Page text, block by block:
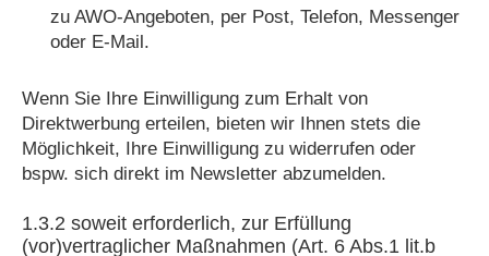
zu AWO-Angeboten, per Post, Telefon, Messenger
oder E-Mail.
Wenn Sie Ihre Einwilligung zum Erhalt von
Direktwerbung erteilen, bieten wir Ihnen stets die
Möglichkeit, Ihre Einwilligung zu widerrufen oder
bspw. sich direkt im Newsletter abzumelden.
1.3.2 soweit erforderlich, zur Erfüllung
(vor)vertraglicher Maßnahmen (Art. 6 Abs.1 lit.b